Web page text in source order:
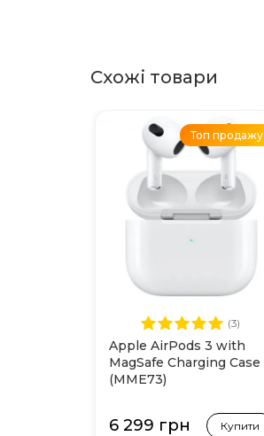
Схожі товари
Топ продажу
(3)
Apple AirPods 3 with
MagSafe Charging Case
(MME73)
6 299 грн Купити